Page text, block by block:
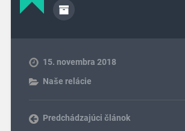
15. novembra 2018
Naše relácie
Predchádzajúci článok